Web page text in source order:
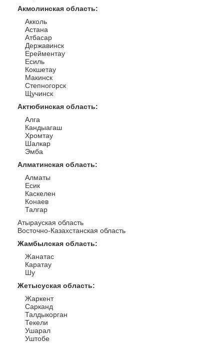
Акмолинская область:
Акколь
Астана
Атбасар
Державинск
Ерейментау
Есиль
Кокшетау
Макинск
Степногорск
Щучинск
Актюбинская область:
Алга
Кандыагаш
Хромтау
Шалкар
Эмба
Алматинская область:
Алматы
Есик
Каскелен
Конаев
Талгар
Атырауская область
Восточно-Казахстанская область
Жамбылская область:
Жанатас
Каратау
Шу
Жетысуская область:
Жаркент
Сарканд
Талдыкорган
Текели
Ушарал
Уштобе